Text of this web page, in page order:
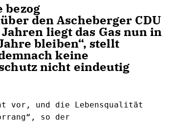
bezog
den Ascheberger CDU
liegt das Gas nun in
bleiben“, stellt
keine
nicht eindeutig
so der